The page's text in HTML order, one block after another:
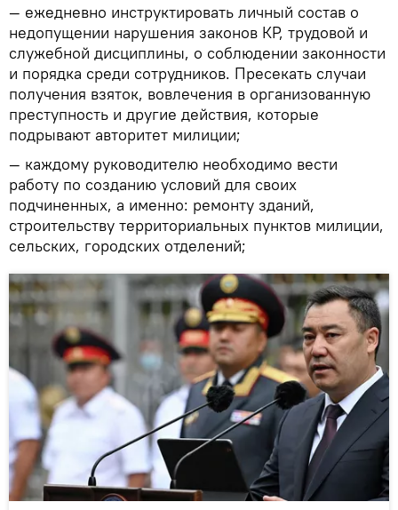
— ежедневно инструктировать личный состав о
недопущении нарушения законов КР, трудовой и
служебной дисциплины, о соблюдении законности
и порядка среди сотрудников. Пресекать случаи
получения взяток, вовлечения в организованную
преступность и другие действия, которые
подрывают авторитет милиции;
— каждому руководителю необходимо вести
работу по созданию условий для своих
подчиненных, а именно: ремонту зданий,
строительству территориальных пунктов милиции,
сельских, городских отделений;